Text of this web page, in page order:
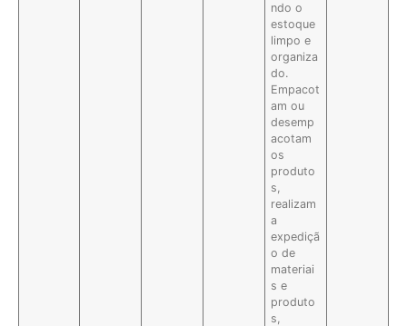
ndo o
estoque
limpo e
organiza
do.
Empacot
am ou
desemp
acotam
os
produto
s,
realizam
a
expediçã
o de
materiai
s e
produto
s,